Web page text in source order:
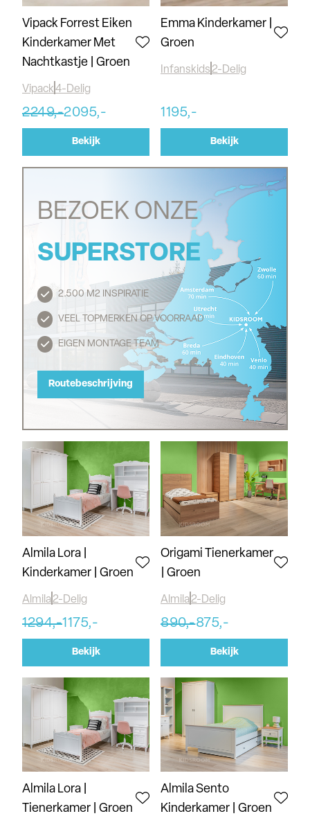
Vipack Forrest Eiken
Kinderkamer Met
Nachtkastje | Groen
Vipack4-Delig
2249,-2095,-
Bekijk
Emma Kinderkamer |
Groen
Infanskids2-Delig
1195,-
Bekijk
BEZOEK ONZE
SUPERSTORE
2.500 M2 INSPIRATIE
VEEL TOPMERKEN OP VOORRAAD
EIGEN MONTAGE TEAM
Routebeschrijving
Routebeschrijving
Almila Lora |
Kinderkamer | Groen
Almila2-Delig
1294,-1175,-
Bekijk
Origami Tienerkamer
| Groen
Almila2-Delig
890,-875,-
Bekijk
Almila Lora |
Tienerkamer | Groen
Almila Sento
Kinderkamer | Groen